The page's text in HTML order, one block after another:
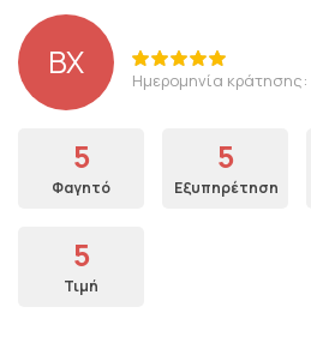
ΒΧ Ημερομηνία
5
Φαγητό
5
Εξυπηρέτηση
5
Τιμή